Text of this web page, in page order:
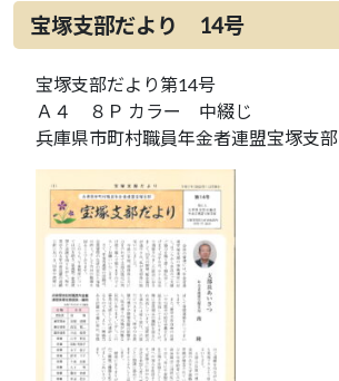
宝塚支部だより 14号
宝塚支部だより第14号
Ａ４ ８Ｐ カラー 中綴じ
兵庫県市町村職員年金者連盟宝塚支部